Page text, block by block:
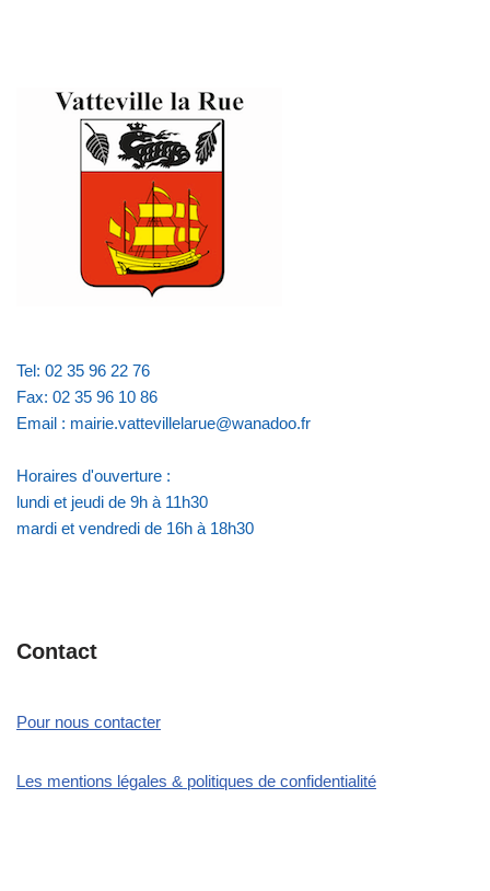
Tel: 02 35 96 22 76
Fax: 02 35 96 10 86
Email : mairie.vattevillelarue@wanadoo.fr
Horaires d'ouverture :
lundi et jeudi de 9h à 11h30
mardi et vendredi de 16h à 18h30
Contact
Pour nous contacter
Les mentions légales & politiques de confidentialité